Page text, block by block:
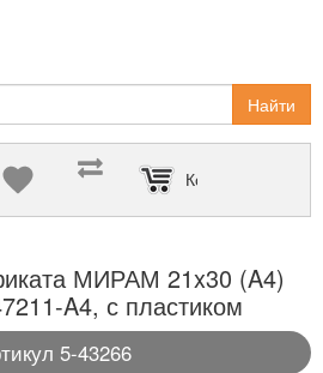
Найти
Корзина пуста
МИРАМ 21x30 (A4)
A4, с пластиком
5-43266